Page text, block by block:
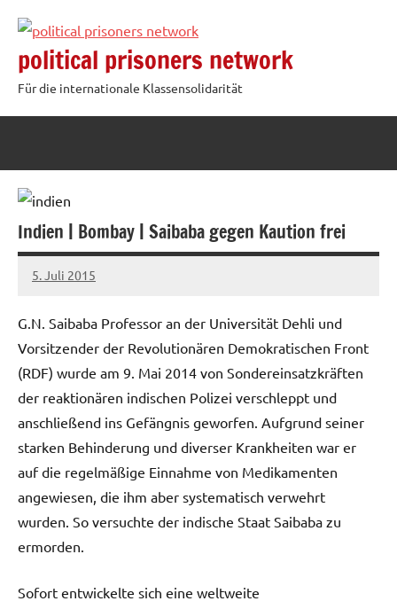
Inhalt
springen
political prisoners network
Für die internationale Klassensolidarität
Indien | Bombay | Saibaba gegen Kaution frei
5. Juli 2015
admin
G.N. Saibaba Professor an der Universität Dehli und
Vorsitzender der Revolutionären Demokratischen Front
(RDF) wurde am 9. Mai 2014 von Sondereinsatzkräften
der reaktionären indischen Polizei verschleppt und
anschließend ins Gefängnis geworfen. Aufgrund seiner
starken Behinderung und diverser Krankheiten war er
auf die regelmäßige Einnahme von Medikamenten
angewiesen, die ihm aber systematisch verwehrt
wurden. So versuchte der indische Staat Saibaba zu
ermorden.
Sofort entwickelte sich eine weltweite